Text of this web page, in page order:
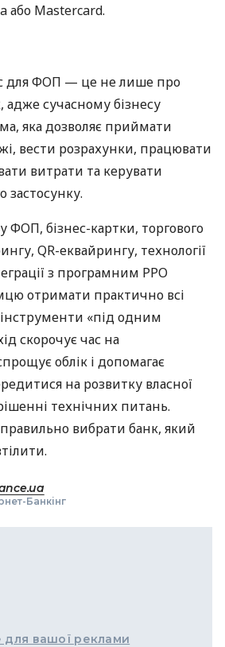
або Mastercard.
для ФОП — це не лише про
сучасному бізнесу
яка дозволяє приймати
вести розрахунки, працювати
витрати та керувати
застосунку.
ФОП, бізнес-картки, торгового
QR-еквайрингу, технології
з програмним РРО
отримати практично всі
інструменти «під одним
скорочує час на
облік і допомагає
на розвитку власної
технічних питань.
правильно вибрати банк, який
Банкінг
для вашої реклами